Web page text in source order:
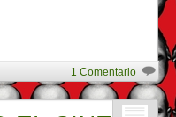
1 Comentario